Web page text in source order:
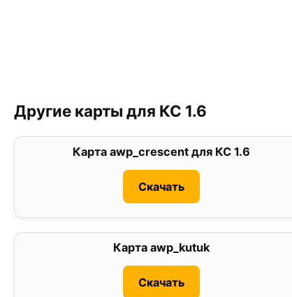
Другие карты для КС 1.6
Карта awp_crescent для КС 1.6
Скачать
Карта awp_kutuk
Скачать